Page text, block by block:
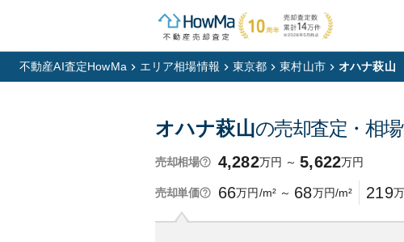
不動産AI査定HowMa エリア相場情報 東京都 東村山市 オハナ萩山
オハナ萩山の売却査定・相
売却相場 4,282万円 ～ 5,622万円
売却単価 66万円/m² ～ 68万円/m² 219